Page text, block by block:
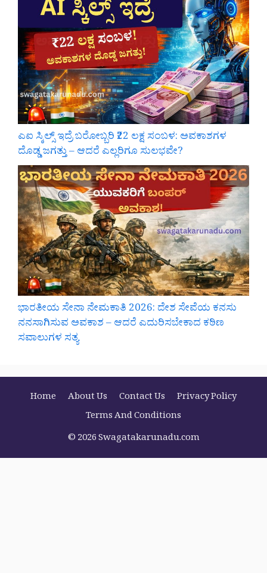
ಎಐ ಸ್ಕಿಲ್ಸ್ ಇದ್ರೆ ಬರೋಬ್ಬರಿ ₹22 ಲಕ್ಷ ಸಂಬಳ: ಅವಕಾಶಗಳ
ದೊಡ್ಡ ಜಗತ್ತು – ಆದರೆ ಎಲ್ಲರಿಗೂ ಸುಲಭವೇ?
ಭಾರತೀಯ ಸೇನಾ ನೇಮಕಾತಿ 2026: ದೇಶ ಸೇವೆಯ ಕನಸು
ನನಸಾಗಿಸುವ ಅವಕಾಶ – ಆದರೆ ಎದುರಿಸಬೇಕಾದ ಕಠಿಣ
ಸವಾಲುಗಳ ಸತ್ಯ
Home About Us Contact Us
Privacy Policy
Terms And Conditions
© 2026 Swagatakarunadu.com